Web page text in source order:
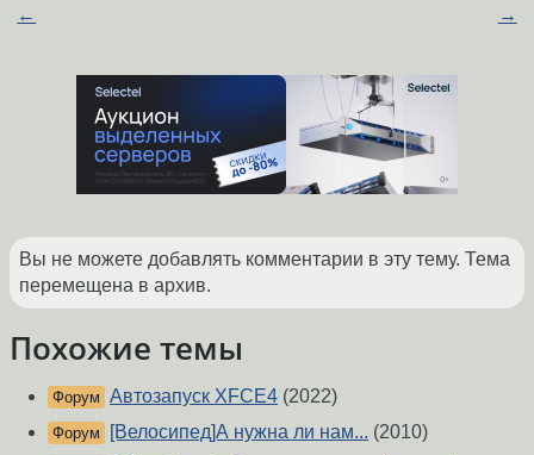
← →
Вы не можете добавлять комментарии в эту тему. Тема
перемещена в архив.
Похожие темы
Форум Автозапуск XFCE4 (2022)
Форум [Велосипед]А нужна ли нам... (2010)